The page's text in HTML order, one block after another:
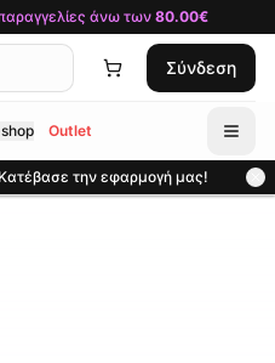
άνω των 80.00€
Σύνδεση
Outlet
την εφαρμογή μας!